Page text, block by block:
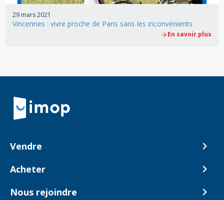
29 mars 2021
Vincennes : vivre proche de Paris sans les inconvénients
En savoir plus
Retour à la navigation principale
Vendre
Comment ça marche ?
Acheter
Biens en vente
Nous rejoindre